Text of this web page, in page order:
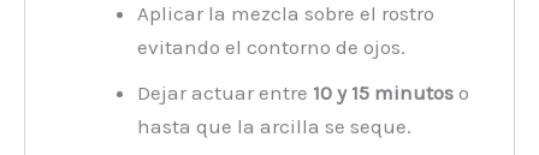
Aplicar la mezcla sobre el rostro
evitando el contorno de ojos.
Dejar actuar entre 10 y 15 minutos o
hasta que la arcilla se seque.